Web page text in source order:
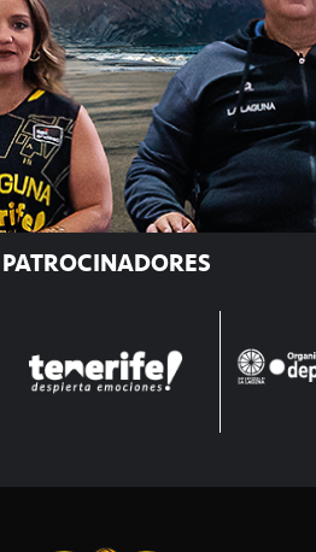
PATROCINADORES